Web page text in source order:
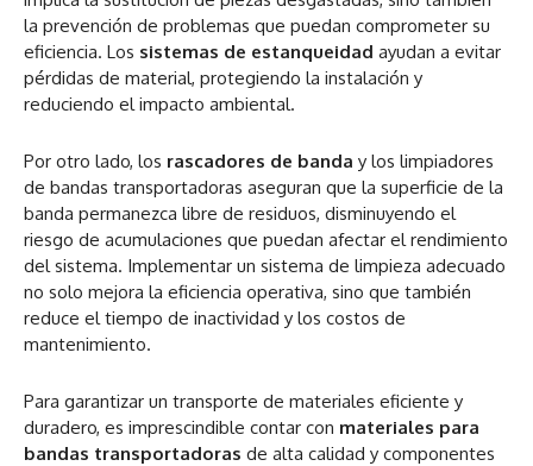
la prevención de problemas que puedan comprometer su
eficiencia. Los sistemas de estanqueidad ayudan a evitar
pérdidas de material, protegiendo la instalación y
reduciendo el impacto ambiental.
Por otro lado, los rascadores de banda y los limpiadores
de bandas transportadoras aseguran que la superficie de la
banda permanezca libre de residuos, disminuyendo el
riesgo de acumulaciones que puedan afectar el rendimiento
del sistema. Implementar un sistema de limpieza adecuado
no solo mejora la eficiencia operativa, sino que también
reduce el tiempo de inactividad y los costos de
mantenimiento.
Para garantizar un transporte de materiales eficiente y
duradero, es imprescindible contar con materiales para
bandas transportadoras de alta calidad y componentes